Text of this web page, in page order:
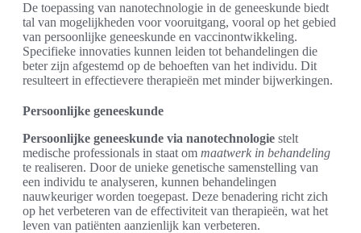
De toepassing van nanotechnologie in de geneeskunde biedt
tal van mogelijkheden voor vooruitgang, vooral op het gebied
van persoonlijke geneeskunde en vaccinontwikkeling.
Specifieke innovaties kunnen leiden tot behandelingen die
beter zijn afgestemd op de behoeften van het individu. Dit
resulteert in effectievere therapieën met minder bijwerkingen.
Persoonlijke geneeskunde
Persoonlijke geneeskunde via nanotechnologie stelt
medische professionals in staat om maatwerk in behandeling
te realiseren. Door de unieke genetische samenstelling van
een individu te analyseren, kunnen behandelingen
nauwkeuriger worden toegepast. Deze benadering richt zich
op het verbeteren van de effectiviteit van therapieën, wat het
leven van patiënten aanzienlijk kan verbeteren.